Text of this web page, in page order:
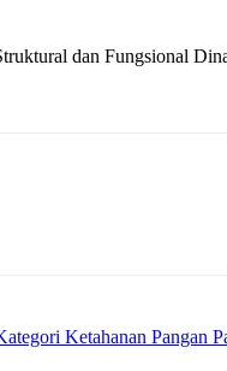
dan Fungsional
Ketahanan Pangan